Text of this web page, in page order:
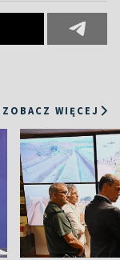
ZOBACZ WIĘCEJ